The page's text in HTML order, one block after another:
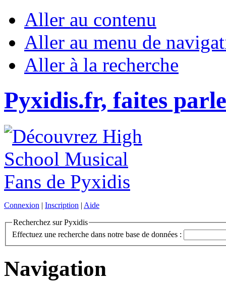
Aller au contenu
Aller au menu de
Aller à la recherche
Pyxidis.fr, faites
Connexion | Inscription | Aide
Recherchez sur Pyxidis
Effectuez une recherche dans notre base de données :
Navigation